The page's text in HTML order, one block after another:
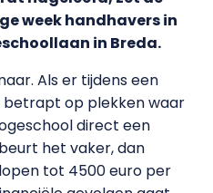
week handhavers in
in Breda.
Als er tijdens een
op plekken waar
direct een
het vaker, dan
tot 4500 euro per